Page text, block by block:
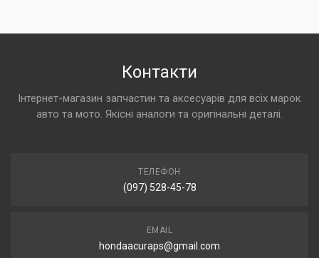
Контакти
Інтернет-магазин запчастин та аксесуарів для всіх марок
авто та мото. Якісні аналоги та оригінальні деталі.
ТЕЛЕФОН
(097) 528-45-78
EMAIL
hondaacuraps@gmail.com